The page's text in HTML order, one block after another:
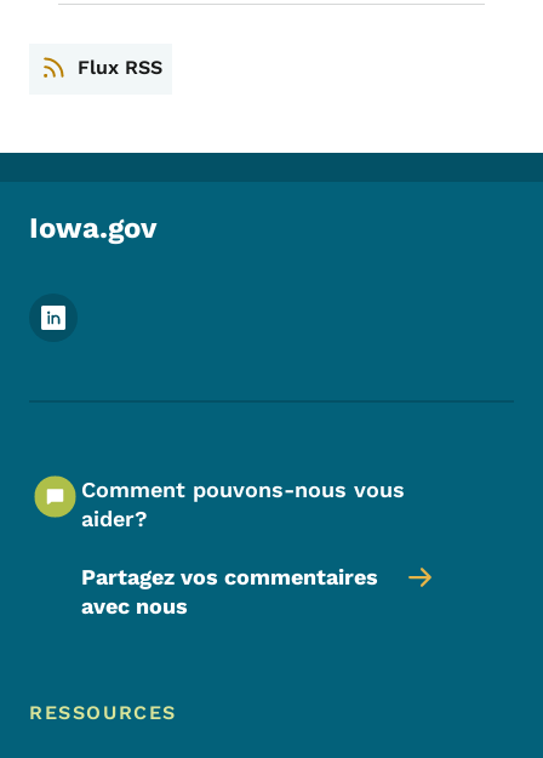
Flux RSS
Iowa.gov
Menu des réseaux sociaux du pied de
Comment pouvons-nous vous
aider?
Partagez vos commentaires
avec nous
Menu de pied de page
Footer
RESSOURCES